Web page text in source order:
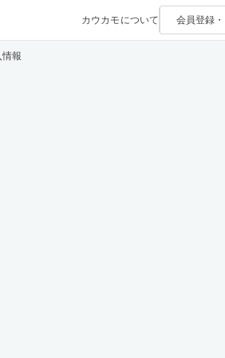
カウカモについて 会員登録・
報